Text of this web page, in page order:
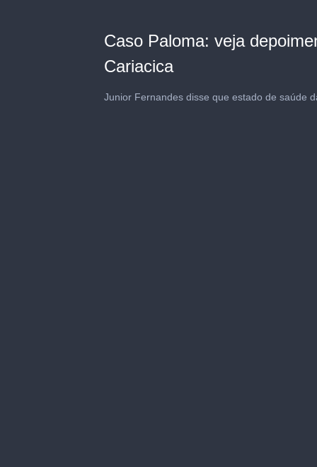
Caso Paloma: veja
Cariacica
Junior Fernandes disse que estado de saúde